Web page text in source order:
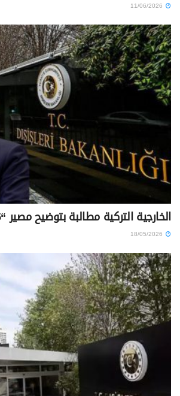
الخارجية التركية مطالبة بتوضيح مصير “15 مليون دولار”